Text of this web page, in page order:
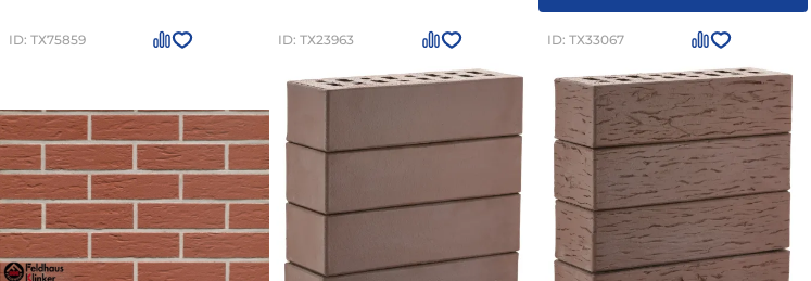
ID: ТХ75859 ID: ТХ23963 ID: ТХ33067